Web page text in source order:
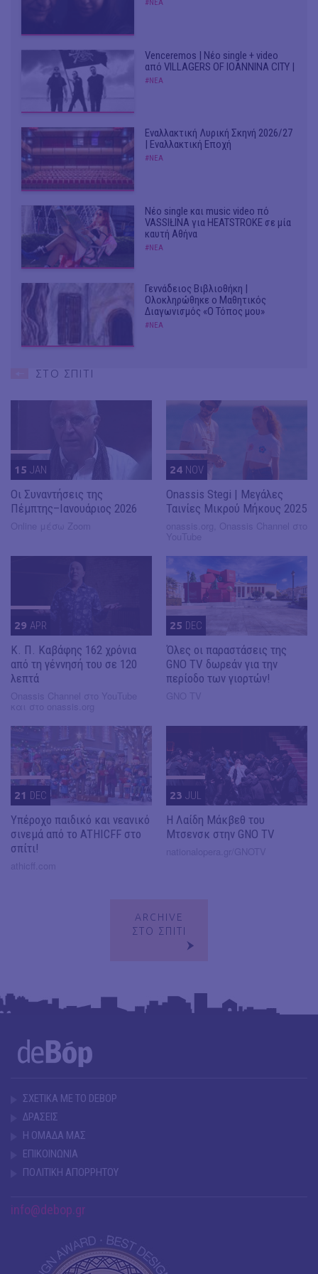
#ΝΕΑ
Venceremos | Νέο single + video
από VILLAGERS OF IOANNINA CITY |
#ΝΕΑ
Εναλλακτική Λυρική Σκηνή 2026/27
| Εναλλακτική Εποχή
#ΝΕΑ
Νέο single και music video πό
VASSIŁINA για HEATSTROKE σε μία
καυτή Αθήνα
#ΝΕΑ
Γεννάδειος Βιβλιοθήκη |
Ολοκληρώθηκε ο Μαθητικός
Διαγωνισμός «Ο Τόπος μου»
#ΝΕΑ
ΣΤΟ ΣΠΙΤΙ
15 JAN
Οι Συναντήσεις της
Πέμπτης–Ιανουάριος 2026
24 NOV
Onassis Stegi | Μεγάλες
Ταινίες Μικρού Μήκους 2025
29 APR
Κ. Π. Καβάφης 162 χρόνια
από τη γέννησή του σε 120
λεπτά
25 DEC
Όλες οι παραστάσεις της
GNO TV δωρεάν για την
περίοδο των γιορτών!
21 DEC
Υπέροχο παιδικό και νεανικό
σινεμά από το ATHICFF στο
σπίτι!
23 JUL
Η Λαίδη Μάκβεθ του
Μτσενσκ στην GNO TV
ARCHIVE
ΣΤΟ ΣΠΙΤΙ
ΣΧΕΤΙΚΑ ΜΕ ΤΟ DEBOP
ΔΡΑΣΕΙΣ
Η ΟΜΑΔΑ ΜΑΣ
ΕΠΙΚΟΙΝΩΝΙΑ
ΠΟΛΙΤΙΚΗ ΑΠΟΡΡΗΤΟΥ
info@debop.gr